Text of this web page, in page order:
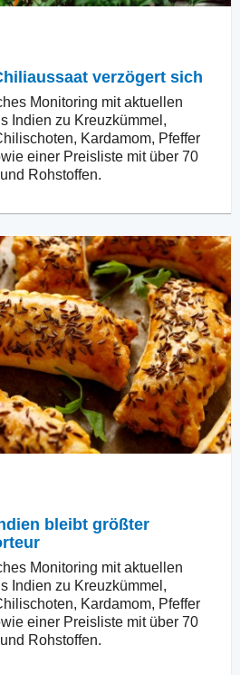
verzögert sich
Monitoring mit aktuellen
Indien zu Kreuzkümmel,
Kardamom, Pfeffer
einer Preisliste mit über 70
Rohstoffen.
bleibt größter
Monitoring mit aktuellen
Indien zu Kreuzkümmel,
Kardamom, Pfeffer
einer Preisliste mit über 70
Rohstoffen.